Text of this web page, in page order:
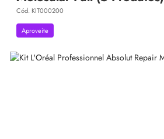
Cód. KIT000200
Aproveite